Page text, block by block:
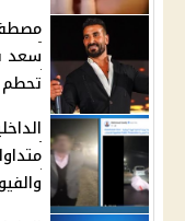
سعد
تحطم